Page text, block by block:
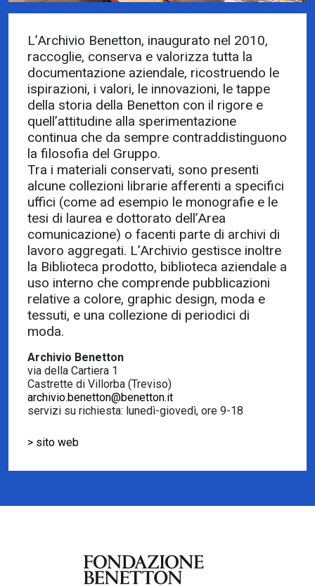
L’Archivio Benetton, inaugurato nel 2010,
raccoglie, conserva e valorizza tutta la
documentazione aziendale, ricostruendo le
ispirazioni, i valori, le innovazioni, le tappe
della storia della Benetton con il rigore e
quell’attitudine alla sperimentazione
continua che da sempre contraddistinguono
la filosofia del Gruppo.
Tra i materiali conservati, sono presenti
alcune collezioni librarie afferenti a specifici
uffici (come ad esempio le monografie e le
tesi di laurea e dottorato dell’Area
comunicazione) o facenti parte di archivi di
lavoro aggregati. L’Archivio gestisce inoltre
la Biblioteca prodotto, biblioteca aziendale a
uso interno che comprende pubblicazioni
relative a colore, graphic design, moda e
tessuti, e una collezione di periodici di
moda.
Archivio Benetton
via della Cartiera 1
Castrette di Villorba (Treviso)
archivio.benetton@benetton.it
servizi su richiesta: lunedì-giovedì, ore 9-18
> sito web